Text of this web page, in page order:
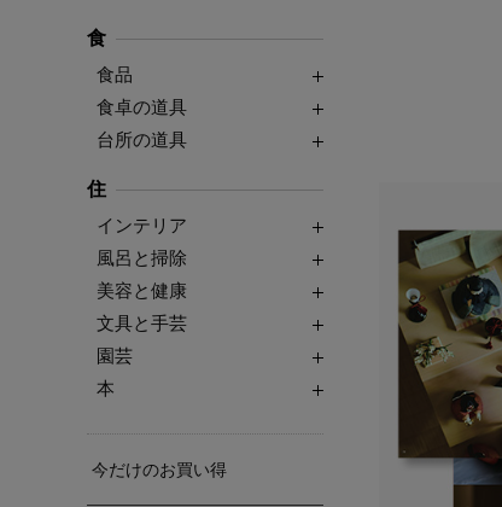
食
食品
食卓の道具
台所の道具
住
インテリア
風呂と掃除
美容と健康
文具と手芸
園芸
本
今だけのお買い得